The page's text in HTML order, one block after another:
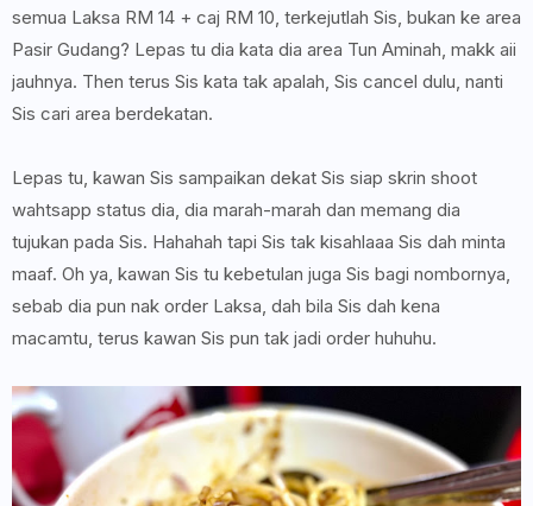
semua Laksa RM 14 + caj RM 10, terkejutlah Sis, bukan ke area
Pasir Gudang? Lepas tu dia kata dia area Tun Aminah, makk aii
jauhnya. Then terus Sis kata tak apalah, Sis cancel dulu, nanti
Sis cari area berdekatan.
Lepas tu, kawan Sis sampaikan dekat Sis siap skrin shoot
wahtsapp status dia, dia marah-marah dan memang dia
tujukan pada Sis. Hahahah tapi Sis tak kisahlaaa Sis dah minta
maaf. Oh ya, kawan Sis tu kebetulan juga Sis bagi nombornya,
sebab dia pun nak order Laksa, dah bila Sis dah kena
macamtu, terus kawan Sis pun tak jadi order huhuhu.